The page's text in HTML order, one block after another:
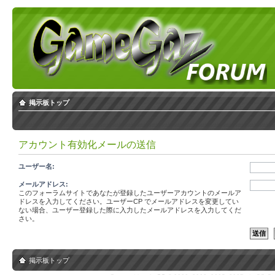
掲示板トップ
アカウント有効化メールの送信
ユーザー名:
メールアドレス:
このフォーラムサイトであなたが登録したユーザーアカウントのメールア
ドレスを入力してください。ユーザーCP でメールアドレスを変更してい
ない場合、ユーザー登録した際に入力したメールアドレスを入力してくだ
さい。
掲示板トップ